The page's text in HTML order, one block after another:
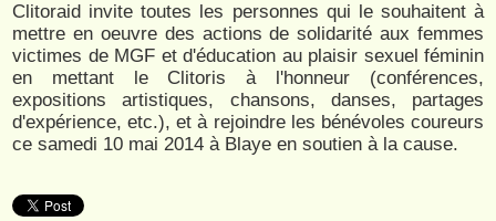
Clitoraid invite toutes les personnes qui le souhaitent à
mettre en oeuvre des actions de solidarité aux femmes
victimes de MGF et d'éducation au plaisir sexuel féminin
en mettant le Clitoris à l'honneur (conférences,
expositions artistiques, chansons, danses, partages
d'expérience, etc.), et à rejoindre les bénévoles coureurs
ce samedi 10 mai 2014 à Blaye en soutien à la cause.